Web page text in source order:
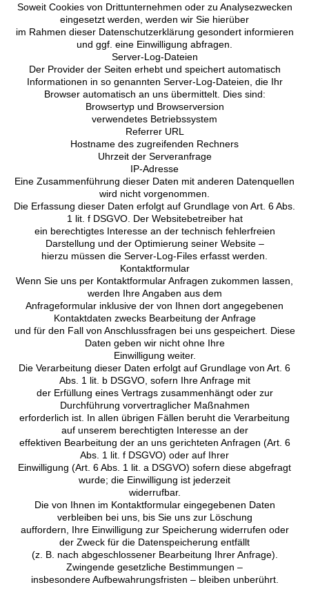
Soweit Cookies von Drittunternehmen oder zu Analysezwecken
eingesetzt werden, werden wir Sie hierüber
im Rahmen dieser Datenschutzerklärung gesondert informieren
und ggf. eine Einwilligung abfragen.
Server-Log-Dateien
Der Provider der Seiten erhebt und speichert automatisch
Informationen in so genannten Server-Log-Dateien, die Ihr
Browser automatisch an uns übermittelt. Dies sind:
Browsertyp und Browserversion
verwendetes Betriebssystem
Referrer URL
Hostname des zugreifenden Rechners
Uhrzeit der Serveranfrage
IP-Adresse
Eine Zusammenführung dieser Daten mit anderen Datenquellen
wird nicht vorgenommen.
Die Erfassung dieser Daten erfolgt auf Grundlage von Art. 6 Abs.
1 lit. f DSGVO. Der Websitebetreiber hat
ein berechtigtes Interesse an der technisch fehlerfreien
Darstellung und der Optimierung seiner Website –
hierzu müssen die Server-Log-Files erfasst werden.
Kontaktformular
Wenn Sie uns per Kontaktformular Anfragen zukommen lassen,
werden Ihre Angaben aus dem
Anfrageformular inklusive der von Ihnen dort angegebenen
Kontaktdaten zwecks Bearbeitung der Anfrage
und für den Fall von Anschlussfragen bei uns gespeichert. Diese
Daten geben wir nicht ohne Ihre
Einwilligung weiter.
Die Verarbeitung dieser Daten erfolgt auf Grundlage von Art. 6
Abs. 1 lit. b DSGVO, sofern Ihre Anfrage mit
der Erfüllung eines Vertrags zusammenhängt oder zur
Durchführung vorvertraglicher Maßnahmen
erforderlich ist. In allen übrigen Fällen beruht die Verarbeitung
auf unserem berechtigten Interesse an der
effektiven Bearbeitung der an uns gerichteten Anfragen (Art. 6
Abs. 1 lit. f DSGVO) oder auf Ihrer
Einwilligung (Art. 6 Abs. 1 lit. a DSGVO) sofern diese abgefragt
wurde; die Einwilligung ist jederzeit
widerrufbar.
Die von Ihnen im Kontaktformular eingegebenen Daten
verbleiben bei uns, bis Sie uns zur Löschung
auffordern, Ihre Einwilligung zur Speicherung widerrufen oder
der Zweck für die Datenspeicherung entfällt
(z. B. nach abgeschlossener Bearbeitung Ihrer Anfrage).
Zwingende gesetzliche Bestimmungen –
insbesondere Aufbewahrungsfristen – bleiben unberührt.